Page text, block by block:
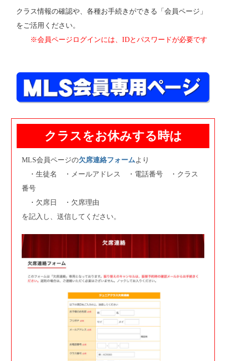
クラス情報の確認や、各種お手続きができる「会員ページ」
をご活用ください。
※会員ページログインには、IDとパスワードが必要です
クラスをお休みする時は
MLS会員ページの欠席連絡フォーム より
・生徒名 ・メールアドレス ・電話番号 ・クラス
番号
・欠席日 ・欠席理由
を記入し、送信してください。